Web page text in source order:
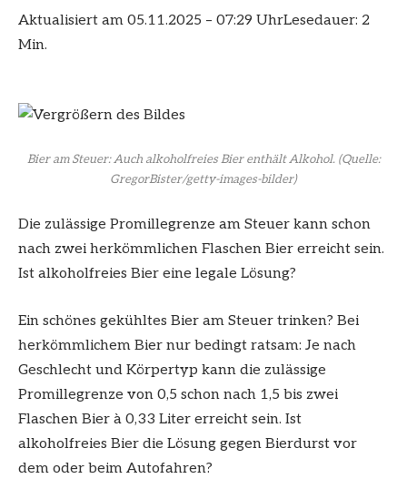
Aktualisiert am 05.11.2025 – 07:29 UhrLesedauer: 2
Min.
Bier am Steuer: Auch alkoholfreies Bier enthält Alkohol.(Quelle:
GregorBister/getty-images-bilder)
Die zulässige Promillegrenze am Steuer kann schon
nach zwei herkömmlichen Flaschen Bier erreicht sein.
Ist alkoholfreies Bier eine legale Lösung?
Ein schönes gekühltes Bier am Steuer trinken? Bei
herkömmlichem Bier nur bedingt ratsam: Je nach
Geschlecht und Körpertyp kann die zulässige
Promillegrenze von 0,5 schon nach 1,5 bis zwei
Flaschen Bier à 0,33 Liter erreicht sein. Ist
alkoholfreies Bier die Lösung gegen Bierdurst vor
dem oder beim Autofahren?